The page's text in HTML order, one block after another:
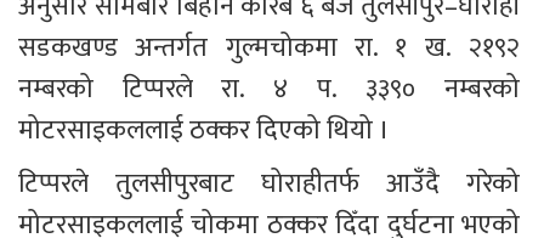
सडकखण्ड अन्तर्गत गुल्मचोकमा रा. १ ख. २१९२
नम्बरको टिप्परले रा. ४ प. ३३९० नम्बरको
मोटरसाइकललाई ठक्कर दिएको थियो ।
टिप्परले तुलसीपुरबाट घोराहीतर्फ आउँदै गरेको
मोटरसाइकललाई चोकमा ठक्कर दिँदा दुर्घटना भएको